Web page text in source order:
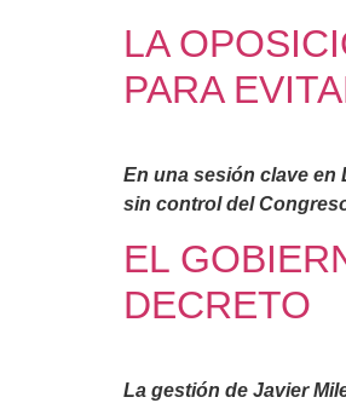
LA
PARA
En una sesión clave
sin control del
EL
DECRETO
La gestión de Javier